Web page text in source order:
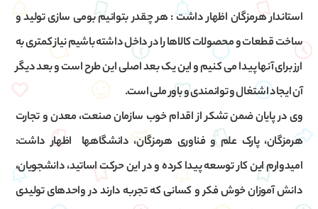
استاندار هرمزگان اظهار داشت : هر چقدر بتوانیم بومی سازی تولید و
ساخت قطعات و محصولات کالاها را در داخل داشته باشیم نیاز کمتری به
ارز برای آنها پیدا می کنیم و این یک بعد اصلی این طرح است و بعد دیگر
آن ایجاد اشتغال و توانمندی و باور ملی است.
وی در پایان ضمن تشکر از اقدام خوب سازمان صنعت، معدن و تجارت
هرمزگان، پارک علم و فناوری هرمزگان، دانشگاهها اظهار داشت:
امیدوارم این کار توسعه پیدا کرده و در این حرکت اساتید، دانشجویان،
دانش آموزان خوش فکر و کسانی که تجربه دارند در واحدهای تولیدی